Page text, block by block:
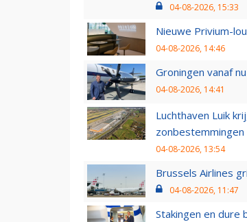
04-08-2026, 15:33
Nieuwe Privium-
04-08-2026, 14:46
Groningen vanaf
04-08-2026, 14:41
Luchthaven Luik
zonbestemmingen
04-08-2026, 13:54
Brussels Airlines
04-08-2026, 11:47
Stakingen en dure